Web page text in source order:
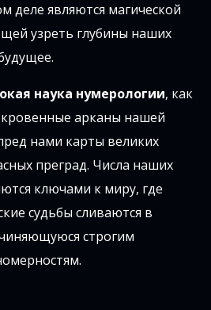
деле являются магической
узреть глубины наших
наука нумерологии, как
арканы нашей
нами карты великих
преград. Числа наших
ключами к миру, где
судьбы сливаются в
строгим